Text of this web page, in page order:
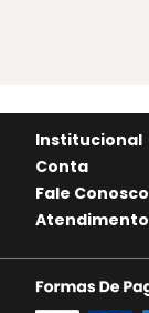
Institucional
Conta
Fale Conosco
Atendimento